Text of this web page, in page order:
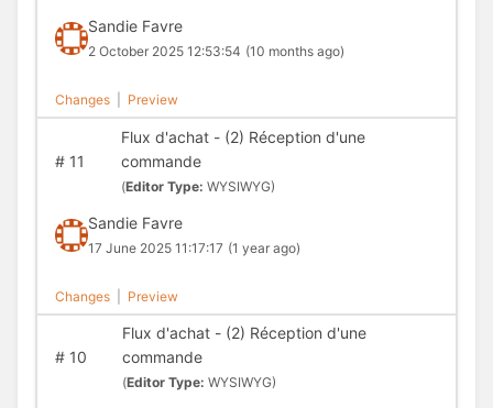
Sandie Favre
2 October 2025 12:53:54 (10 months ago)
Changes Preview
#11
Flux d'achat - (2) Réception d'une
commande
(Editor Type: WYSIWYG)
Sandie Favre
17 June 2025 11:17:17 (1 year ago)
Changes Preview
#10
Flux d'achat - (2) Réception d'une
commande
(Editor Type: WYSIWYG)